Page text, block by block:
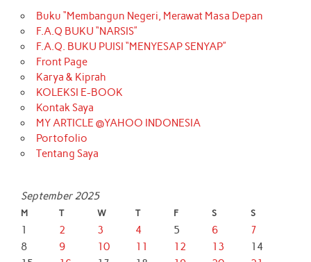
Buku “Membangun Negeri, Merawat Masa Depan
F.A.Q BUKU “NARSIS”
F.A.Q. BUKU PUISI “MENYESAP SENYAP”
Front Page
Karya & Kiprah
KOLEKSI E-BOOK
Kontak Saya
MY ARTICLE @YAHOO INDONESIA
Portofolio
Tentang Saya
September 2025
M T W T F S S
1 2 3 4 5 6
7
8
9 10 11 12 13
14